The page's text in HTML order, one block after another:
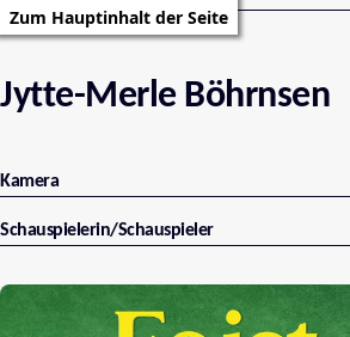
Zum Hauptinhalt der Seite
Jytte-Merle Böhrnsen
Kamera
Schauspielerin/Schauspieler